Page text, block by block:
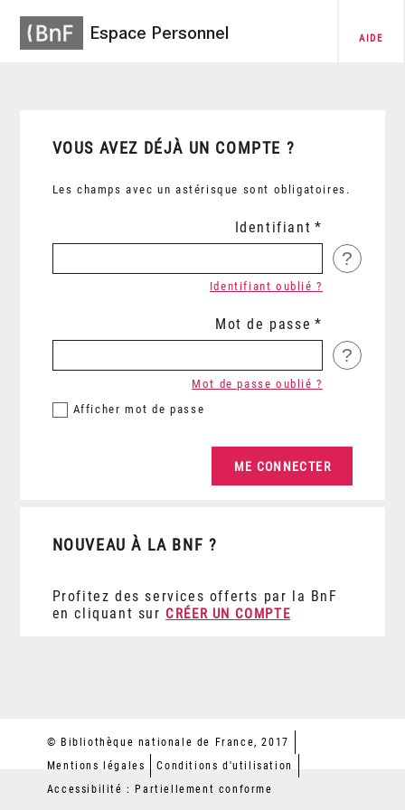
Espace Personnel AIDE
VOUS AVEZ DÉJÀ UN COMPTE ?
Les champs avec un astérisque sont obligatoires.
Identifiant
?
Identifiant oublié ?
Mot de passe
?
Afficher mot de passe
Mot de passe oublié ?
NOUVEAU À LA BNF ?
Profitez des services offerts par la BnF
en cliquant sur CRÉER UN COMPTE
© Bibliothèque nationale de France, 2017
Mentions légales
Conditions d'utilisation
Accessibilité : Partiellement conforme